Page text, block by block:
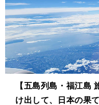
【五島列島・福江島
け出して、日本の果